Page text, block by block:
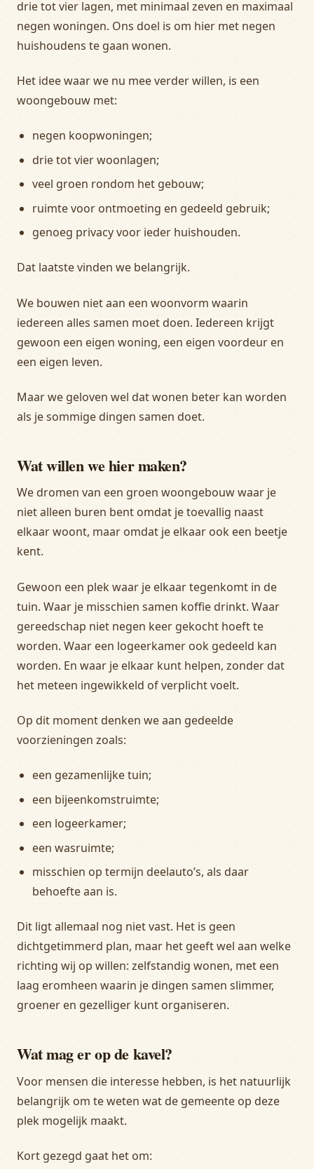
drie tot vier lagen, met minimaal zeven en maximaal
negen woningen. Ons doel is om hier met negen
huishoudens te gaan wonen.
Het idee waar we nu mee verder willen, is een
woongebouw met:
negen koopwoningen;
drie tot vier woonlagen;
veel groen rondom het gebouw;
ruimte voor ontmoeting en gedeeld gebruik;
genoeg privacy voor ieder huishouden.
Dat laatste vinden we belangrijk.
We bouwen niet aan een woonvorm waarin
iedereen alles samen moet doen. Iedereen krijgt
gewoon een eigen woning, een eigen voordeur en
een eigen leven.
Maar we geloven wel dat wonen beter kan worden
als je sommige dingen samen doet.
Wat willen we hier maken?
We dromen van een groen woongebouw waar je
niet alleen buren bent omdat je toevallig naast
elkaar woont, maar omdat je elkaar ook een beetje
kent.
Gewoon een plek waar je elkaar tegenkomt in de
tuin. Waar je misschien samen koffie drinkt. Waar
gereedschap niet negen keer gekocht hoeft te
worden. Waar een logeerkamer ook gedeeld kan
worden. En waar je elkaar kunt helpen, zonder dat
het meteen ingewikkeld of verplicht voelt.
Op dit moment denken we aan gedeelde
voorzieningen zoals:
een gezamenlijke tuin;
een bijeenkomstruimte;
een logeerkamer;
een wasruimte;
misschien op termijn deelauto’s, als daar
behoefte aan is.
Dit ligt allemaal nog niet vast. Het is geen
dichtgetimmerd plan, maar het geeft wel aan welke
richting wij op willen: zelfstandig wonen, met een
laag eromheen waarin je dingen samen slimmer,
groener en gezelliger kunt organiseren.
Wat mag er op de kavel?
Voor mensen die interesse hebben, is het natuurlijk
belangrijk om te weten wat de gemeente op deze
plek mogelijk maakt.
Kort gezegd gaat het om: